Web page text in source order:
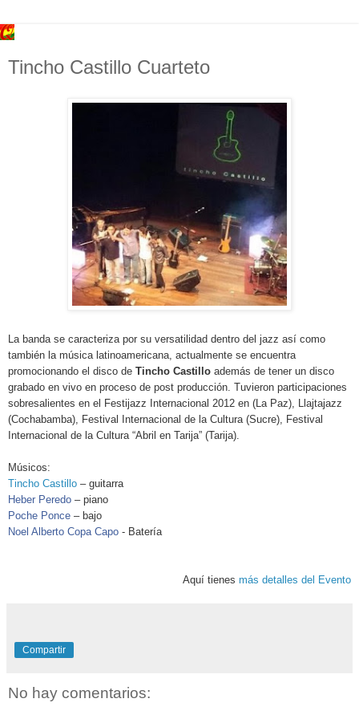
Tincho Castillo Cuarteto
La banda se caracteriza por su versatilidad dentro del jazz así como
también la música latinoamericana, actualmente se encuentra
promocionando el disco de Tincho Castillo además de tener un disco
grabado en vivo en proceso de post producción. Tuvieron participaciones
sobresalientes en el Festijazz Internacional 2012 en (La Paz), Llajtajazz
(Cochabamba), Festival Internacional de la Cultura (Sucre), Festival
Internacional de la Cultura “Abril en Tarija” (Tarija).
Músicos:
Tincho Castillo – guitarra
Heber Peredo – piano
Poche Ponce – bajo
Noel Alberto Copa Capo - Batería
Aquí tienes más detalles del Evento
Compartir
No hay comentarios: